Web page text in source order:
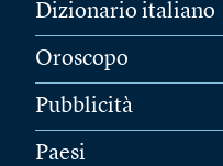
Dizionario italiano
Oroscopo
Pubblicità
Paesi